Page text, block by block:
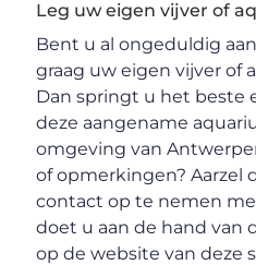
Leg uw eigen vijver of
Bent u al ongeduldig
graag uw eigen vijver of
Dan springt u het beste
deze aangename
omgeving van
of opmerkingen? Aarzel
contact op te nemen
doet u aan de hand van
op de website van deze